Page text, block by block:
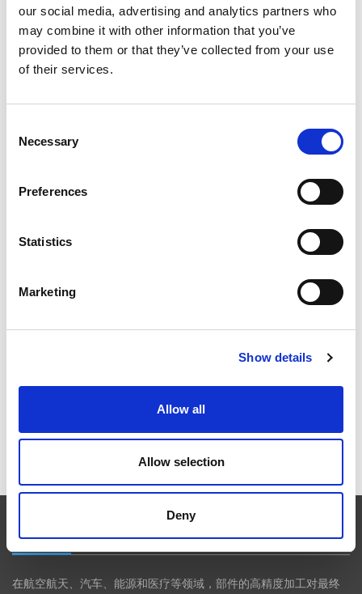
our social media, advertising and analytics partners who
may combine it with other information that you’ve
provided to them or that they’ve collected from your use
of their services.
Selection
Necessary
Preferences
Statistics
Marketing
Show details
Allow all
Allow selection
Deny
最新文章
EXTRUSAX 如何利用磨粒流加工 (AFM) 技术提升铝型材
EXTRUDE HONE
在航空航天、汽车、能源和医疗等领域，部件的高精度加工对最终